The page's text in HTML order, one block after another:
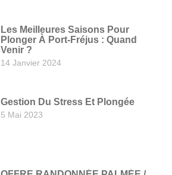
Les Meilleures Saisons Pour
Plonger À Port-Fréjus : Quand
Venir ?
14 Janvier 2024
Gestion Du Stress Et Plongée
5 Mai 2023